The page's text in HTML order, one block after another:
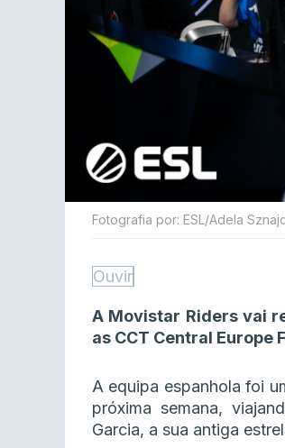
Fotografia por: ESL/Adela
Ouvir
A Movistar Riders vai
as CCT Central Europe
A equipa espanhola foi
próxima semana,
Garcia, a sua antiga